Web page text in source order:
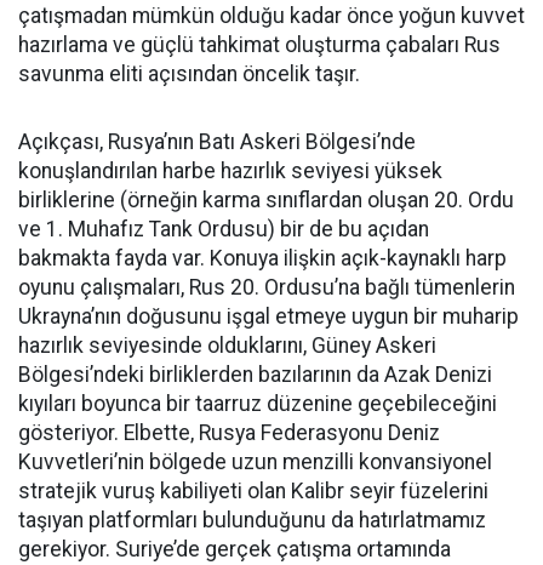
çatışmadan mümkün olduğu kadar önce yoğun kuvvet
hazırlama ve güçlü tahkimat oluşturma çabaları Rus
savunma eliti açısından öncelik taşır.
Açıkçası, Rusya’nın Batı Askeri Bölgesi’nde
konuşlandırılan harbe hazırlık seviyesi yüksek
birliklerine (örneğin karma sınıflardan oluşan 20. Ordu
ve 1. Muhafız Tank Ordusu) bir de bu açıdan
bakmakta fayda var. Konuya ilişkin açık-kaynaklı harp
oyunu çalışmaları, Rus 20. Ordusu’na bağlı tümenlerin
Ukrayna’nın doğusunu işgal etmeye uygun bir muharip
hazırlık seviyesinde olduklarını, Güney Askeri
Bölgesi’ndeki birliklerden bazılarının da Azak Denizi
kıyıları boyunca bir taarruz düzenine geçebileceğini
gösteriyor. Elbette, Rusya Federasyonu Deniz
Kuvvetleri’nin bölgede uzun menzilli konvansiyonel
stratejik vuruş kabiliyeti olan Kalibr seyir füzelerini
taşıyan platformları bulunduğunu da hatırlatmamız
gerekiyor. Suriye’de gerçek çatışma ortamında